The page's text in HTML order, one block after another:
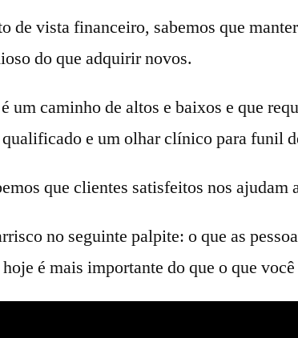
de vista financeiro, sabemos que
do que adquirir novos.
um caminho de altos e baixos e que
e um olhar clínico para funil
que clientes satisfeitos nos ajudam
no seguinte palpite: o que as
é mais importante do que o que